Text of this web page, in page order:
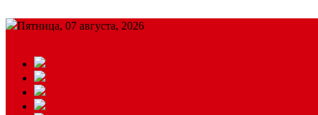
Пятница, 07 августа, 2026